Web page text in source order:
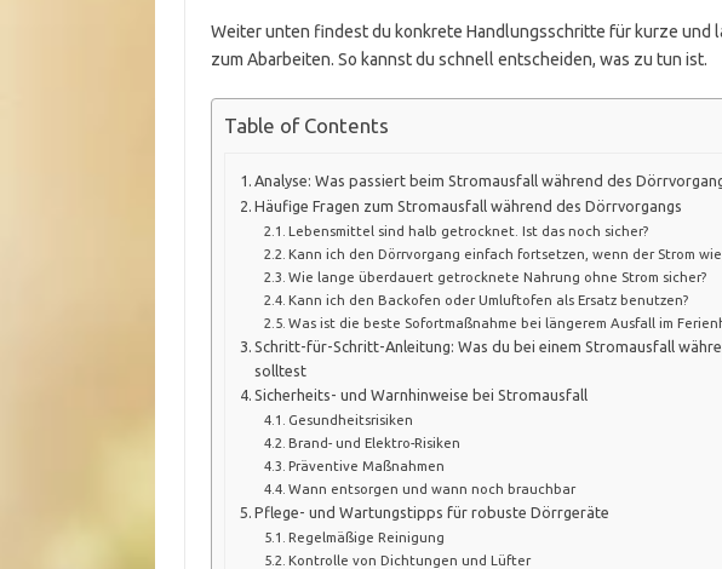
Weiter unten findest du konkrete Handlungsschritte für kurze und
zum Abarbeiten. So kannst du schnell entscheiden, was zu tun ist.
Table of Contents
Analyse: Was passiert beim Stromausfall während des
Häufige Fragen zum Stromausfall während des Dörrvorgangs
Lebensmittel sind halb getrocknet. Ist das noch sicher?
Kann ich den Dörrvorgang einfach fortsetzen, wenn der Strom
Wie lange überdauert getrocknete Nahrung ohne Strom sicher?
Kann ich den Backofen oder Umluftofen als Ersatz benutzen?
Was ist die beste Sofortmaßnahme bei längerem Ausfall im
Schritt-für-Schritt-Anleitung: Was du bei einem Stromausfall
solltest
Sicherheits- und Warnhinweise bei Stromausfall
Gesundheitsrisiken
Brand- und Elektro-Risiken
Präventive Maßnahmen
Wann entsorgen und wann noch brauchbar
Pflege- und Wartungstipps für robuste Dörrgeräte
Regelmäßige Reinigung
Kontrolle von Dichtungen und Lüfter